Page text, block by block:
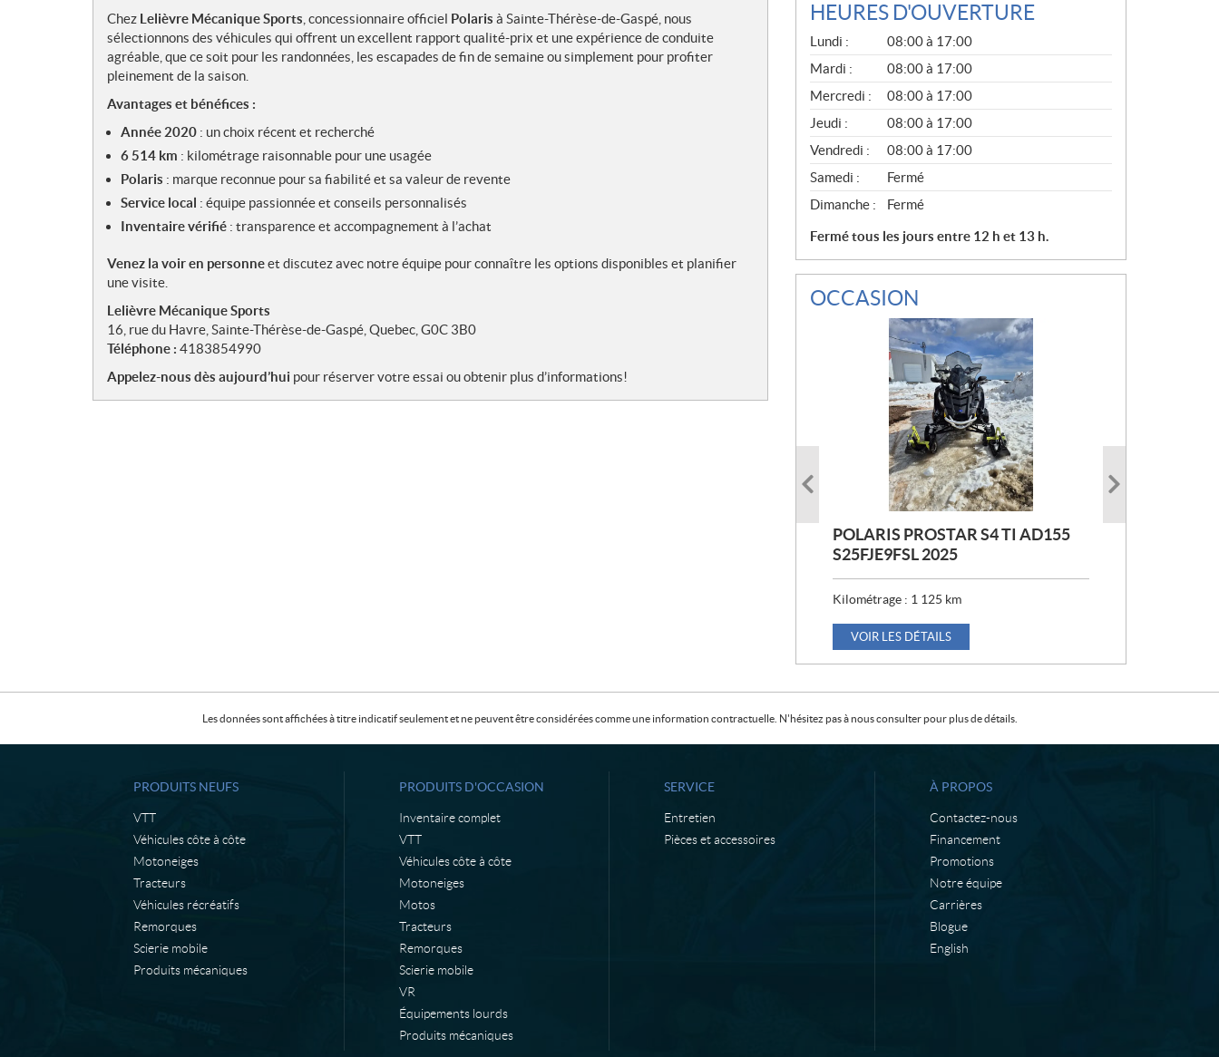
Chez Lelièvre Mécanique Sports , concessionnaire officiel Polaris à Sainte-Thérèse-de-Gaspé, nous
sélectionnons des véhicules qui offrent un excellent rapport qualité-prix et une expérience de conduite
agréable, que ce soit pour les randonnées, les escapades de fin de semaine ou simplement pour profiter
pleinement de la saison.
Avantages et bénéfices :
Année 2020 : un choix récent et recherché
6 514 km : kilométrage raisonnable pour une usagée
Polaris : marque reconnue pour sa fiabilité et sa valeur de revente
Service local : équipe passionnée et conseils personnalisés
Inventaire vérifié : transparence et accompagnement à l’achat
Venez la voir en personneet discutez avec notre équipe pour connaître les options disponibles et planifier
une visite.
Lelièvre Mécanique Sports
16, rue du Havre, Sainte-Thérèse-de-Gaspé, Quebec, G0C 3B0
Téléphone : 4183854990
Appelez-nous dès aujourd’hui pour réserver votre essai ou obtenir plus d’informations!
HEURES D'OUVERTURE
G
É
N
É
R
A
L
Lundi :
08:00 à 17:00
Mardi :
08:00 à 17:00
Mercredi :
08:00 à 17:00
Jeudi :
08:00 à 17:00
Vendredi :
08:00 à 17:00
Samedi :
Fermé
Dimanche :
Fermé
Fermé tous les jours entre 12 h et 13 h.
OCCASION
POLARIS PROSTAR S4 TI AD155
S25FJE9FSL 2025
Kilométrage : 1 125 km
VOIR LES DÉTAILS
POLARIS ASSAULT 850 144 2020
VOIR LES DÉTAILS
POLARIS S19ELS8PS 2019
Kilométrage :6 139km
P
I
X
:
6 295$
VOIR LES DÉTAILS
Les données sont affichées à titre indicatif seulement et ne peuvent être considérées comme une information contractuelle. N'hésitez pas à nous consulter pour plus de détails.
PRODUITS NEUFS
VTT
Véhicules côte à côte
Motoneiges
Tracteurs
Véhicules récréatifs
Remorques
Scierie mobile
Produits mécaniques
PRODUITS D'OCCASION
Inventaire complet
VTT
Véhicules côte à côte
Motoneiges
Motos
Tracteurs
Remorques
Scierie mobile
VR
Équipements lourds
Produits mécaniques
SERVICE
Entretien
Pièces et accessoires
À PROPOS
Contactez-nous
Financement
Promotions
Notre équipe
Carrières
Blogue
English